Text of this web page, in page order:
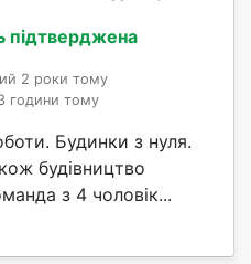
підтверджена
2 роки тому
години тому
Будинки з нуля.
будівництво
з 4 чоловік...